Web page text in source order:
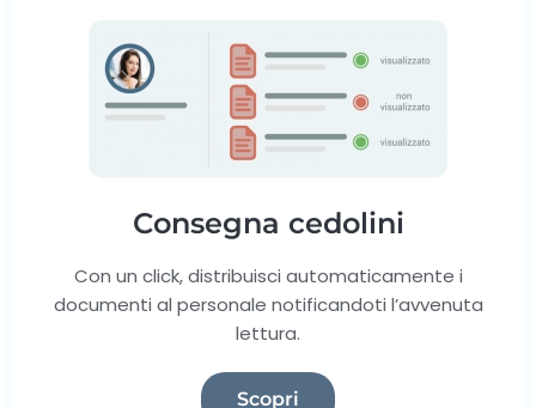
Consegna cedolini
Con un click, distribuisci automaticamente i
documenti al personale notificandoti l’avvenuta
lettura.
Scopri